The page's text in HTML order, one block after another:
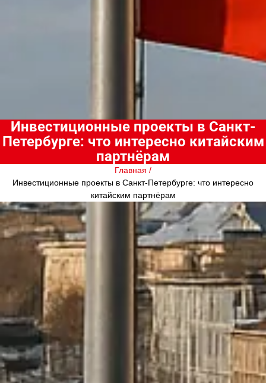
Инвестиционные проекты в Санкт-
Петербурге: что интересно китайским
партнёрам
Главная /
Инвестиционные проекты в Санкт-Петербурге: что интересно
китайским партнёрам